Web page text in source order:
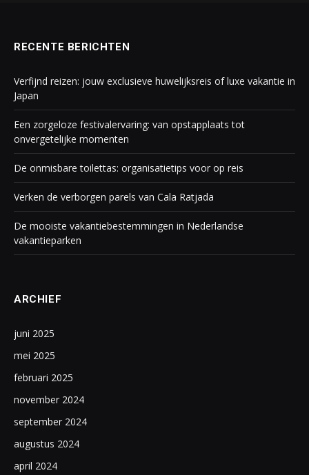
RECENTE BERICHTEN
Verfijnd reizen: jouw exclusieve huwelijksreis of luxe vakantie in
Japan
Een zorgeloze festivalervaring: van opstapplaats tot
onvergetelijke momenten
De onmisbare toilettas: organisatietips voor op reis
Verken de verborgen parels van Cala Ratjada
De mooiste vakantiebestemmingen in Nederlandse
vakantieparken
ARCHIEF
juni 2025
mei 2025
februari 2025
november 2024
september 2024
augustus 2024
april 2024